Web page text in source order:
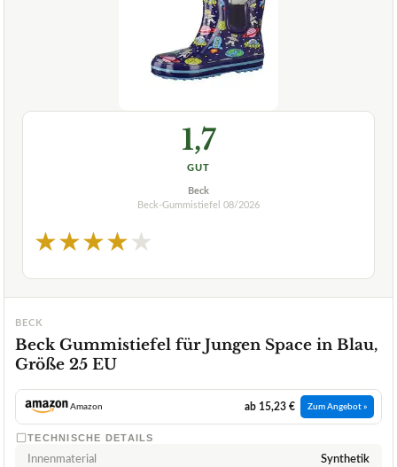
1,7
GUT
Beck
Beck-Gummistiefel
08/2026
★★★★★
BECK
Beck Gummistiefel für Jungen Space in Blau,
Größe 25 EU
Amazon ab 15,23 € Zum Angebot »
TECHNISCHE DETAILS
Innenmaterial Synthetik